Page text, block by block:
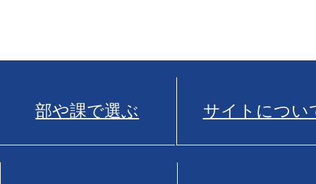
部や課で選ぶ サイトについ